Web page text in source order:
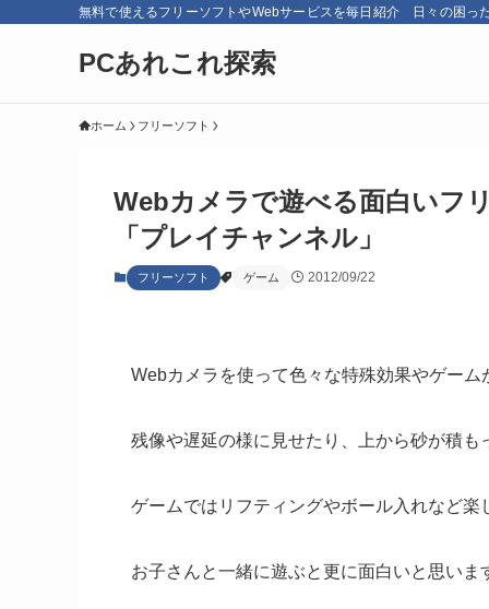
無料で使えるフリーソフトやWebサービスを毎日紹介 日々の困っ
PCあれこれ探索
ホーム フリーソフト
Webカメラで遊べる面白いフ
「プレイチャンネル」
フリーソフト ゲーム 2012/09/22
Webカメラを使って色々な特殊効果やゲーム
残像や遅延の様に見せたり、上から砂が積も
ゲームではリフティングやボール入れなど楽
お子さんと一緒に遊ぶと更に面白いと思いま